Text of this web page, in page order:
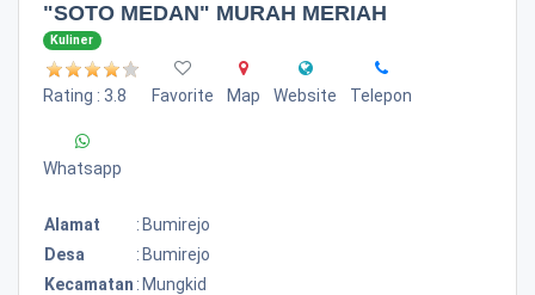
"SOTO MEDAN" MURAH MERIAH
Kuliner
Rating : 3.8 Favorite Map Website Telepon
Whatsapp
Alamat : Bumirejo
Desa
: Bumirejo
Kecamatan : Mungkid